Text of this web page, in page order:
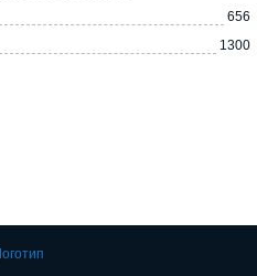
656
1300